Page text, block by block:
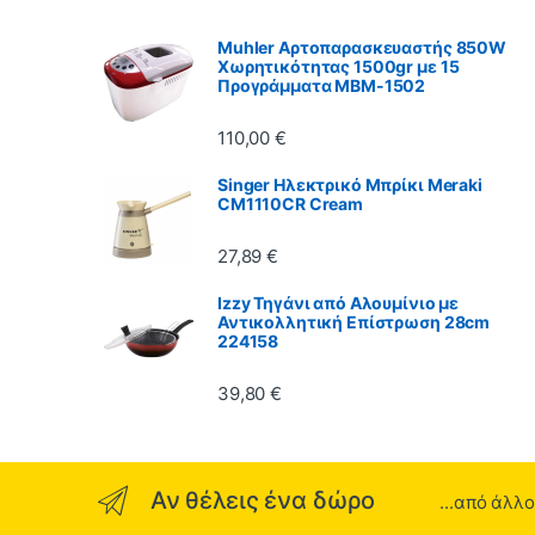
Muhler Αρτοπαρασκευαστής 850W
Χωρητικότητας 1500gr με 15
Προγράμματα MBM-1502
110,00€
Singer Ηλεκτρικό Μπρίκι Meraki
CM1110CR Cream
27,89€
Izzy Τηγάνι από Αλουμίνιο με
Αντικολλητική Επίστρωση 28cm
224158
39,80€
Αν θέλεις ένα δώρο ...από